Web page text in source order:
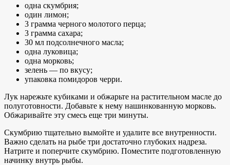
одна скумбрия;
один лимон;
3 грамма черного молотого перца;
3 грамма сахара;
30 мл подсолнечного масла;
одна луковица;
одна морковь;
зелень — по вкусу;
упаковка помидоров черри.
Лук нарежьте кубиками и обжарьте на растительном масле до
полуготовности. Добавьте к нему нашинкованную морковь.
Обжаривайте эту смесь еще три минуты.
Скумбрию тщательно вымойте и удалите все внутренности.
Важно сделать на рыбе три достаточно глубоких надреза.
Натрите и поперчите скумбрию. Поместите подготовленную
начинку внутрь рыбы.